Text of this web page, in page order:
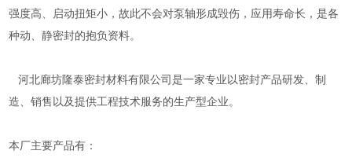
强度高、启动扭矩小，故此不会对泵轴形成毁伤，应用寿命长，是各
种动、静密封的抱负资料。
河北廊坊隆泰密封材料有限公司是一家专业以密封产品研发、制
造、销售以及提供工程技术服务的生产型企业。
本厂主要产品有：